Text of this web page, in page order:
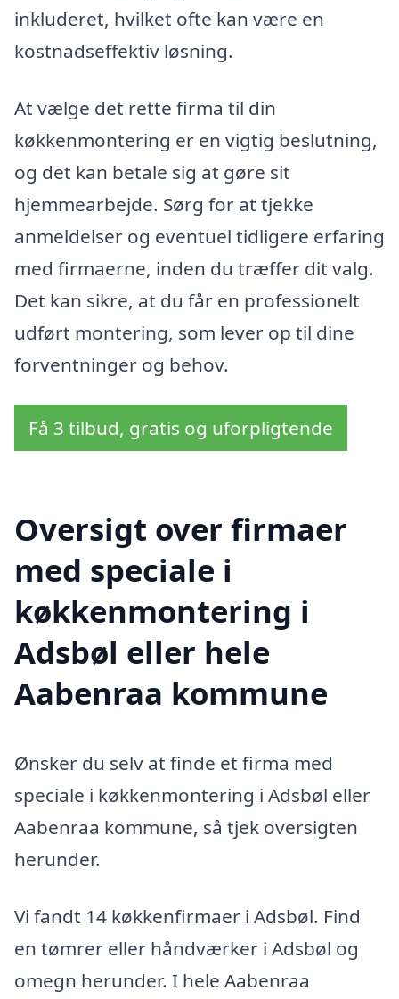
inkluderet, hvilket ofte kan være en
kostnadseffektiv løsning.
At vælge det rette firma til din
køkkenmontering er en vigtig beslutning,
og det kan betale sig at gøre sit
hjemmearbejde. Sørg for at tjekke
anmeldelser og eventuel tidligere erfaring
med firmaerne, inden du træffer dit valg.
Det kan sikre, at du får en professionelt
udført montering, som lever op til dine
forventninger og behov.
Få 3 tilbud, gratis og uforpligtende
Oversigt over firmaer
med speciale i
køkkenmontering i
Adsbøl eller hele
Aabenraa kommune
Ønsker du selv at finde et firma med
speciale i køkkenmontering i Adsbøl eller
Aabenraa kommune, så tjek oversigten
herunder.
Vi fandt 14 køkkenfirmaer i Adsbøl. Find
en tømrer eller håndværker i Adsbøl og
omegn herunder. I hele Aabenraa